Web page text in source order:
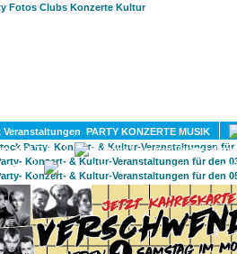
PARTY KONZERTE MUSIK
KULTUR
GAY